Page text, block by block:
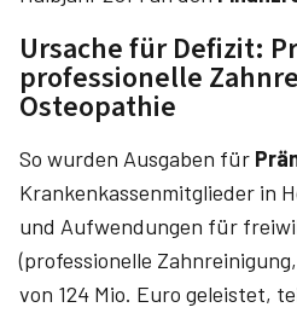
Ursache für Defizit:
professionelle
Osteopathie
So wurden Ausgaben für
Krankenkassenmitglieder in
und Aufwendungen für
(professionelle
von 124 Mio. Euro geleistet,